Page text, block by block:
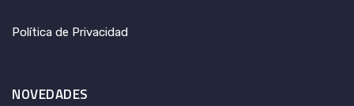
Política de Privacidad
NOVEDADES